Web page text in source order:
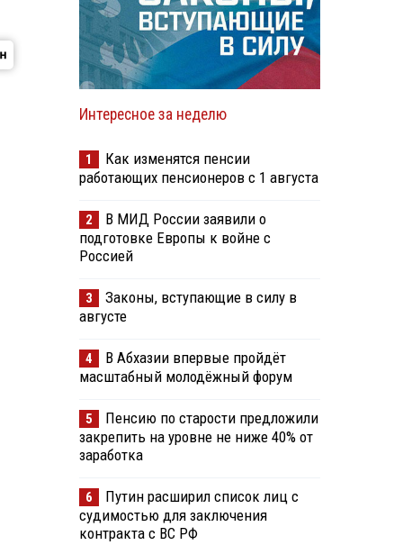
Интересное за неделю
1
Как изменятся пенсии
работающих пенсионеров с 1 августа
2
В МИД России заявили о
подготовке Европы к войне с
Россией
3
Законы, вступающие в силу в
августе
4
В Абхазии впервые пройдёт
масштабный молодёжный форум
5
Пенсию по старости предложили
закрепить на уровне не ниже 40% от
заработка
6
Путин расширил список лиц с
судимостью для заключения
контракта с ВС РФ